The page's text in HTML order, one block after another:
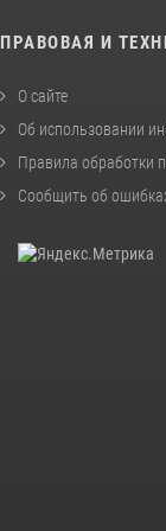
ПРАВОВАЯ И
О сайте
Об использовании
Правила обработки
Сообщить об